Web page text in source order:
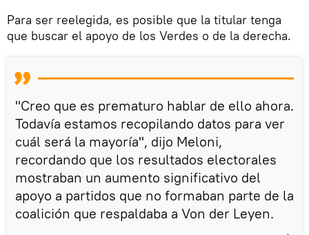
Para ser reelegida, es posible que la titular tenga
que buscar el apoyo de los Verdes o de la derecha.
"Creo que es prematuro hablar de ello ahora.
Todavía estamos recopilando datos para ver
cuál será la mayoría", dijo Meloni,
recordando que los resultados electorales
mostraban un aumento significativo del
apoyo a partidos que no formaban parte de la
coalición que respaldaba a Von der Leyen.